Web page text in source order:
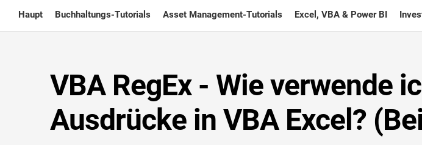
content
Haupt Buchhaltungs-Tutorials Asset Management-Tutorials Excel, VBA & Power BI
VBA RegEx - Wie verwende
Ausdrücke in VBA Excel?